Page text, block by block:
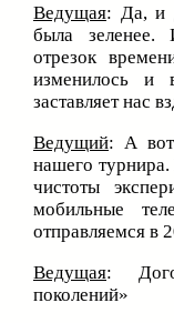
Ведущая: Да, и
была зеленее.
отрезок
изменилось и
заставляет нас
Ведущий: А
нашего турнира.
чистоты
мобильные
отправляемся в
Ведущая:
поколений»